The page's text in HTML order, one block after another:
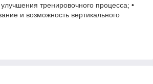
тренировочного процесса; •
и возможность вертикального